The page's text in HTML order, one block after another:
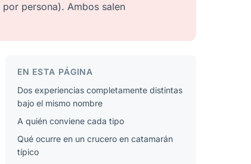
persona). Ambos salen
EN ESTA PÁGINA
Dos experiencias completamente distintas
bajo el mismo nombre
A quién conviene cada tipo
Qué ocurre en un crucero en catamarán
típico